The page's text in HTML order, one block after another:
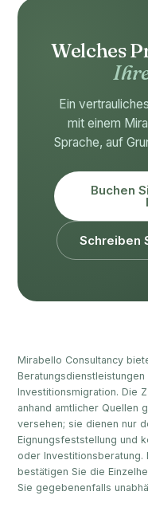
Welches
Ein
mit einem
Sprache, auf
Buchen
Schreiben
Mirabello Consultancy
Investitionsmigration. Die
anhand amtlicher Quellen
versehen; sie dienen nur
Eignungsfeststellung und
oder Investitionsberatung.
bestätigen Sie die
Sie gegebenenfalls